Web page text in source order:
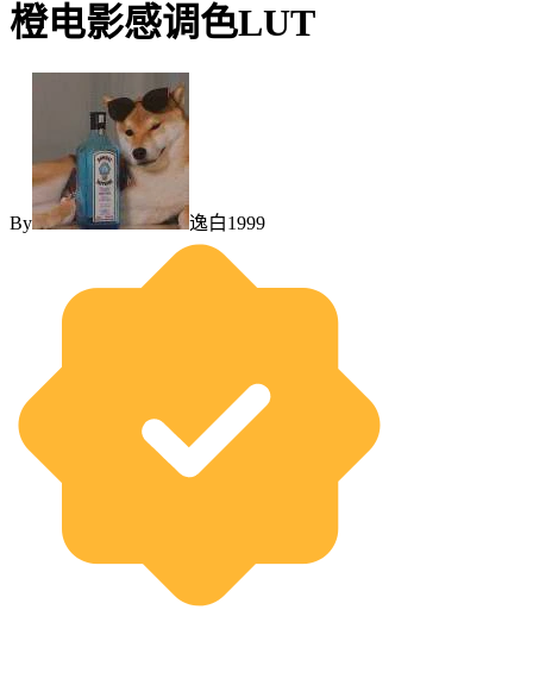
橙电影感调色LUT
By 逸白1999